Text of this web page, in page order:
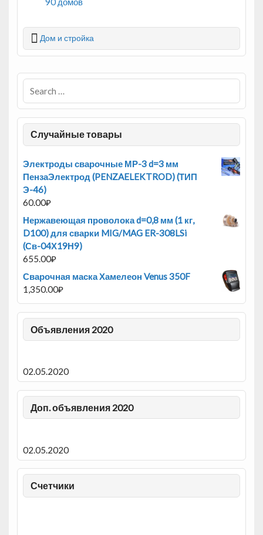
Дом и стройка
Случайные товары
Электроды сварочные МР-3 d=3 мм
ПензаЭлектрод (PENZAELEKTROD) (ТИП
Э-46)
60.00₽
Нержавеющая проволока d=0,8 мм (1 кг,
D100) для сварки MIG/MAG ER-308LSi
(Св-04Х19Н9)
655.00₽
Сварочная маска Хамелеон Venus 350F
1,350.00₽
Объявления 2020
02.05.2020
Доп. объявления 2020
02.05.2020
Счетчики